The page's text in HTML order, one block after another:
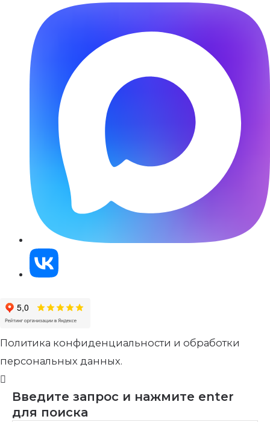
Политика конфиденциальности и обработки
персональных данных.
Введите запрос и нажмите enter
для поиска